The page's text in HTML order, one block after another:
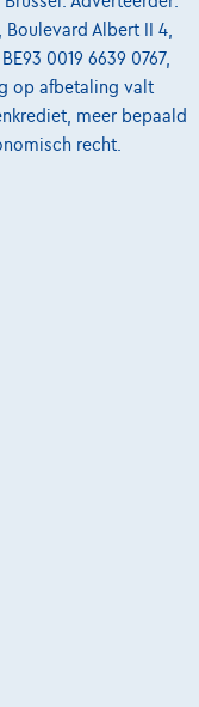
Boulevard Albert II 4,
0019 6639 0767,
op afbetaling valt
meer bepaald
recht.